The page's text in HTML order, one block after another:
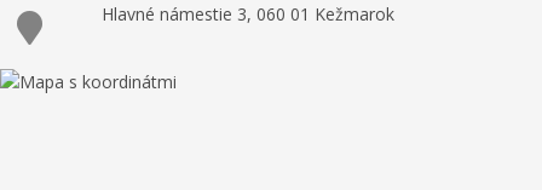
Hlavné námestie 3, 060 01 Kežmarok